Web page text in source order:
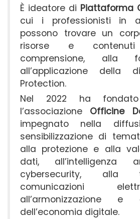
È ideatore di Piattaforma
cui i professionisti in
possono trovare un
risorse e
comprensione, alla
all’applicazione della
Protection.
Nel 2022 ha
l’associazione Officine
impegnato nella
sensibilizzazione di
alla protezione e alla
dati, all’intelligenza
cybersecurity, alla
comunicazioni
all’armonizzazione e
dell’economia digitale.